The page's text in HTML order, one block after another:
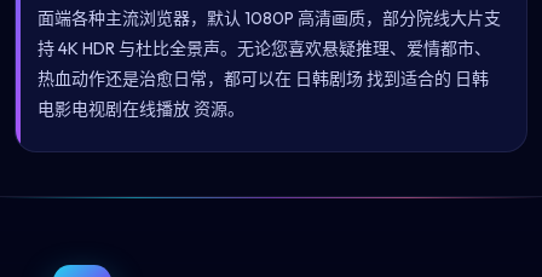
面端各种主流浏览器，默认 1080P 高清画质，部分院线大片支
持 4K HDR 与杜比全景声。无论您喜欢悬疑推理、爱情都市、
热血动作还是治愈日常，都可以在 日韩剧场 找到适合的 日韩
电影电视剧在线播放 资源。